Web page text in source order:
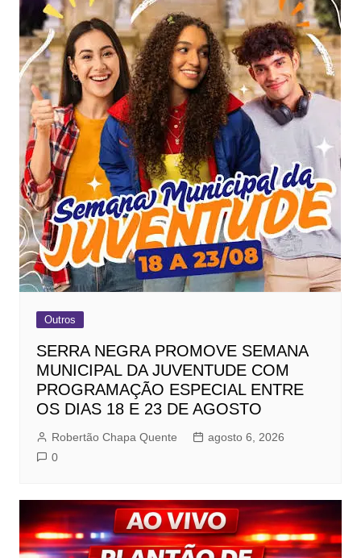
Outros
SERRA NEGRA PROMOVE SEMANA
MUNICIPAL DA JUVENTUDE COM
PROGRAMAÇÃO ESPECIAL ENTRE
OS DIAS 18 E 23 DE AGOSTO
Robertão Chapa Quente
agosto 6, 2026
0